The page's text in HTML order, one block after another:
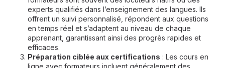
experts qualifiés dans l’enseignement des langues. Ils
offrent un suivi personnalisé, répondent aux questions
en temps réel et s’adaptent au niveau de chaque
apprenant, garantissant ainsi des progrès rapides et
efficaces.
Préparation ciblée aux certifications : Les cours en
ligne avec formateurs incluent généralement des